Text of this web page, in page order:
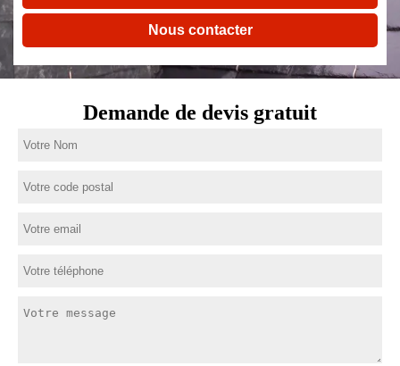
Nous contacter
Demande de devis gratuit